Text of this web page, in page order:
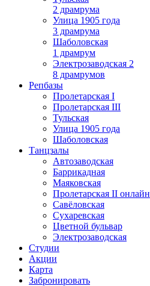
2 драмрума
Улица 1905 года
3 драмрума
Шаболовская
1 драмрум
Электрозаводская 2
8 драмрумов
Репбазы
Пролетарская I
Пролетарская III
Тульская
Улица 1905 года
Шаболовская
Танцзалы
Автозаводская
Баррикадная
Маяковская
Пролетарская II онлайн
Савёловская
Сухаревская
Цветной бульвар
Электрозаводская
Студии
Акции
Карта
Забронировать